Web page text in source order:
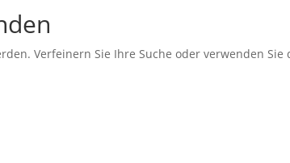
Verfeinern Sie Ihre Suche oder verwenden Sie